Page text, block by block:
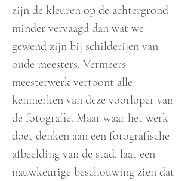
zijn de kleuren op de achtergrond
minder vervaagd dan wat we
gewend zijn bij schilderijen van
oude meesters. Vermeers
meesterwerk vertoont alle
kenmerken van deze voorloper van
de fotografie. Maar waar het werk
doet denken aan een fotografische
afbeelding van de stad, laat een
nauwkeurige beschouwing zien dat